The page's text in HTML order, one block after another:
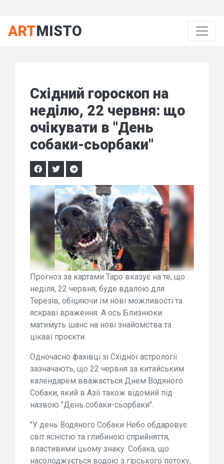
ARTMISTO
Східний гороскоп на
неділю, 22 червня: що
очікувати в "День
собаки-сьорбаки"
Прогноз за картами Таро вказує на те, що
неділя, 22 червня, буде вдалою для
Терезів, обіцяючи їм нові можливості та
яскраві враження. А ось Близнюки
матимуть шанс на нові знайомства та
цікаві проєкти.
Одночасно фахівці зі Східної астрології
зазначають, що 22 червня за китайським
календарем вважається Днем Водяного
Собаки, який в Азії також відомий під
назвою "День собаки-сьорбаки".
"У день Водяного Собаки Небо обдаровує
світ ясністю та глибиною сприйняття,
властивими цьому знаку. Собака, що
насолоджується водою з гірського потоку,